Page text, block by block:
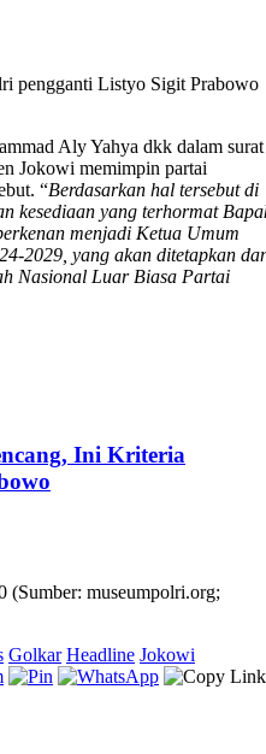
Aly Yahya dkk dalam surat
Jokowi memimpin partai
“Berdasarkan hal tersebut di
kesediaan yang terhormat
menjadi Ketua Umum
2029, yang akan ditetapkan
Nasional Luar Biasa Partai
Ini Kriteria
Golkar Headline Jokowi